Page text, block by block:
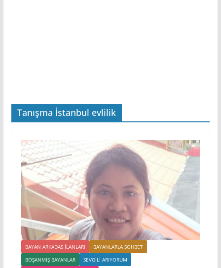
Tanışma İstanbul evlilik
BAYAN ARKADAS ILANLARI
BAYANLARLA SOHBET
BOŞANMIŞ BAYANLAR
SEVGILI ARIYORUM